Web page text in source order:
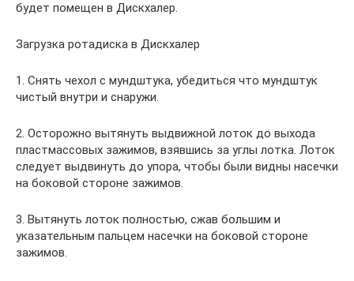
будет помещен в Дискхалер.
Загрузка ротадиска в Дискхалер
1. Снять чехол с мундштука, убедиться что мундштук
чистый внутри и снаружи.
2. Осторожно вытянуть выдвижной лоток до выхода
пластмассовых зажимов, взявшись за углы лотка. Лоток
следует выдвинуть до упора, чтобы были видны насечки
на боковой стороне зажимов.
3. Вытянуть лоток полностью, сжав большим и
указательным пальцем насечки на боковой стороне
зажимов.